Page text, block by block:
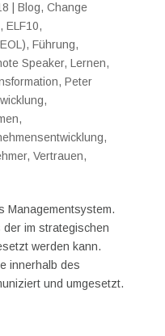
Blog, Change
, ELF10,
, Führung,
Speaker, Lernen,
, Peter
,
,
,
, Vertrauen,
Managementsystem.
im strategischen
werden kann.
innerhalb des
und umgesetzt.